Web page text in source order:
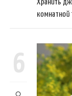
Хранить
комнатной
6